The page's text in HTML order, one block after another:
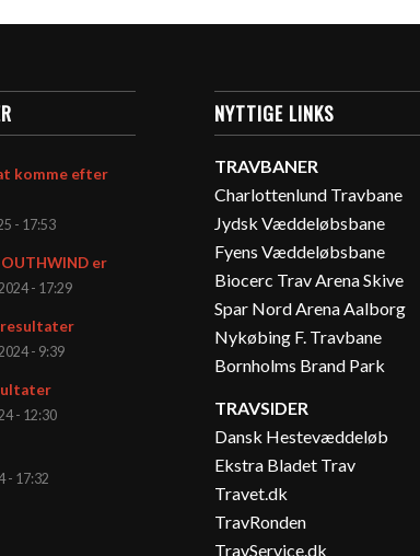
komme efter
- 17:53
er
- 17:29
resultater
- 9:39
- 12:30
- 17:32
NYTTIGE LINKS
TRAVBANER
Charlottenlund Travbane
Jydsk Væddeløbsbane
Fyens Væddeløbsbane
Biocerc Trav Arena Skive
Spar Nord Arena Aalborg
Nykøbing F. Travbane
Bornholms Brand Park
TRAVSIDER
Dansk Hestevæddeløb
Ekstra Bladet Trav
Travet.dk
TravRonden
TravService.dk